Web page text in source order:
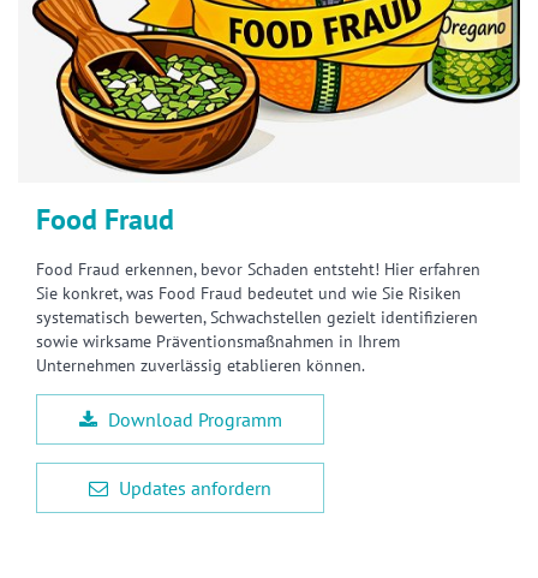
Food Fraud
Food Fraud erkennen, bevor Schaden entsteht! Hier erfahren
Sie konkret, was Food Fraud bedeutet und wie Sie Risiken
systematisch bewerten, Schwachstellen gezielt identifizieren
sowie wirksame Präventionsmaßnahmen in Ihrem
Unternehmen zuverlässig etablieren können.
Download Programm
Updates anfordern